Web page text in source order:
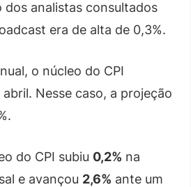
dos analistas consultados
era de alta de 0,3%.
o núcleo do CPI
abril. Nesse caso, a projeção
do CPI subiu 0,2% na
e avançou 2,6% ante um